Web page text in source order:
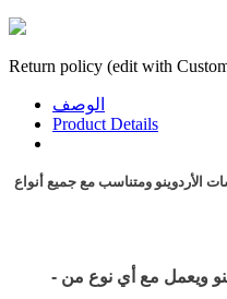
Return policy (edit with
الوصف
Product Details
ومتناسب مع جميع أنواع
- دمتناسب مع تطبيقات لوحات الأردوينو ويعمل مع أي نوع من